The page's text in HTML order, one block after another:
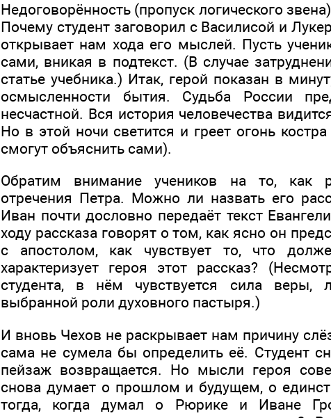
Недоговорённость (пропуск логического
Почему студент заговорил с Василисой и
открывает нам хода его мыслей. Пусть
сами, вникая в подтекст. (В случае
статье учебника.) Итак, герой показан в
осмысленности бытия. Судьба России
несчастной. Вся история человечества
Но в этой ночи светится и греет огонь
смогут объяснить сами).
Обратим внимание учеников на то, как
отречения Петра. Можно ли назвать его
Иван почти дословно передаёт текст
ходу рассказа говорят о том, как ясно он
с апостолом, как чувствует то, что
характеризует героя этот рассказ?
студента, в нём чувствуется сила веры,
выбранной роли духовного пастыря.)
И вновь Чехов не раскрывает нам причину
сама не сумела бы определить её. Студент
пейзаж возвращается. Но мысли героя
снова думает о прошлом и будущем, о
тогда, когда думал о Рюрике и Иване